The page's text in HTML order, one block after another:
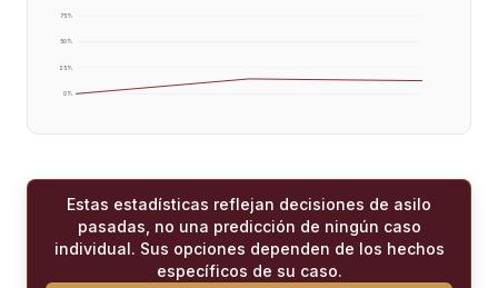
0%
25%
50%
75%
Estas estadísticas reflejan decisiones de asilo
pasadas, no una predicción de ningún caso
individual. Sus opciones dependen de los hechos
específicos de su caso.